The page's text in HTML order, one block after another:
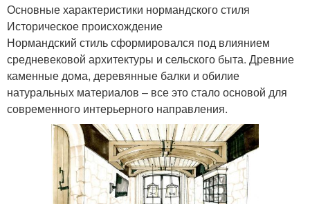
Основные характеристики нормандского стиля
Историческое происхождение
Нормандский стиль сформировался под влиянием
средневековой архитектуры и сельского быта. Древние
каменные дома, деревянные балки и обилие
натуральных материалов – все это стало основой для
современного интерьерного направления.